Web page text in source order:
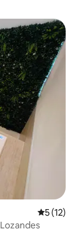
5 de uma
5 (12)